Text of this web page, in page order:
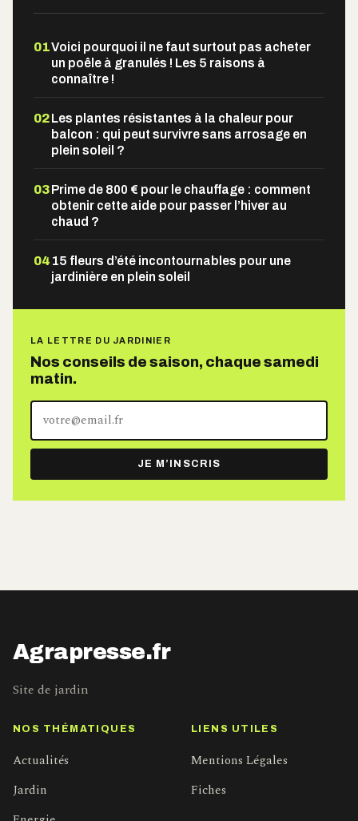
01Voici pourquoi il ne faut surtout pas acheter
un poêle à granulés ! Les 5 raisons à
connaître !
02Les plantes résistantes à la chaleur pour
balcon : qui peut survivre sans arrosage en
plein soleil ?
03Prime de 800 € pour le chauffage : comment
obtenir cette aide pour passer l’hiver au
chaud ?
04 15 fleurs d’été incontournables pour une
jardinière en plein soleil
LA LETTRE DU JARDINIER
Nos conseils de saison, chaque samedi
matin.
Votre
adresse
e-
mail
JE M’INSCRIS
Agrapresse.fr
Site de jardin
NOS THÉMATIQUES
Actualités
Jardin
LIENS UTILES
Mentions Légales
Fiches